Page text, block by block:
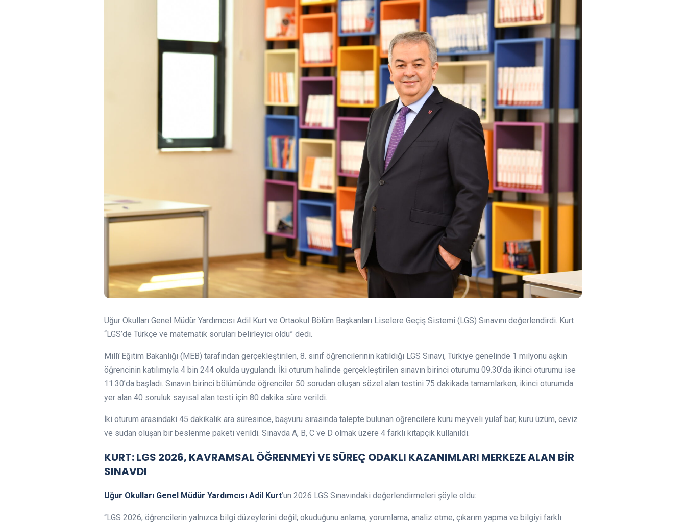
Uğur Okulları Genel Müdür Yardımcısı Adil Kurt ve Ortaokul Bölüm Başkanları Liselere Geçiş Sistemi (LGS) Sınavını değerlendirdi. Kurt
“LGS’de Türkçe ve matematik soruları belirleyici oldu” dedi.
Millî Eğitim Bakanlığı (MEB) tarafından gerçekleştirilen, 8. sınıf öğrencilerinin katıldığı LGS Sınavı, Türkiye genelinde 1 milyonu aşkın
öğrencinin katılımıyla 4 bin 244 okulda uygulandı. İki oturum halinde gerçekleştirilen sınavın birinci oturumu 09.30’da ikinci oturumu ise
11.30’da başladı. Sınavın birinci bölümünde öğrenciler 50 sorudan oluşan sözel alan testini 75 dakikada tamamlarken; ikinci oturumda
yer alan 40 soruluk sayısal alan testi için 80 dakika süre verildi.
İki oturum arasındaki 45 dakikalık ara süresince, başvuru sırasında talepte bulunan öğrencilere kuru meyveli yulaf bar, kuru üzüm, ceviz
ve sudan oluşan bir beslenme paketi verildi. Sınavda A, B, C ve D olmak üzere 4 farklı kitapçık kullanıldı.
KURT: LGS 2026, KAVRAMSAL ÖĞRENMEYİ VE SÜREÇ ODAKLI KAZANIMLARI MERKEZE ALAN BİR
SINAVDI
Uğur Okulları Genel Müdür Yardımcısı Adil Kurt’un 2026 LGS Sınavındaki değerlendirmeleri şöyle oldu:
“LGS 2026, öğrencilerin yalnızca bilgi düzeylerini değil; okuduğunu anlama, yorumlama, analiz etme, çıkarım yapma ve bilgiyi farklı